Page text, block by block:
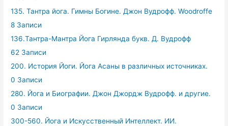
135. Тантра йога. Гимны Богине. Джон Вудрофф. Woodroffe
8 Записи
136.Тантра-Мантра Йога Гирлянда букв. Д. Вудрофф
62 Записи
200. История Йоги. Йога Асаны в различных источниках.
0 Записи
280. Йога и Биографии. Джон Джордж Вудрофф. и другие.
0 Записи
300-560. Йога и Искусственный Интеллект. ИИ.